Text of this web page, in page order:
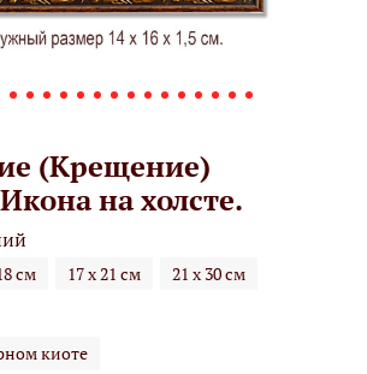
(Крещение)
на холсте.
см 17 х 21 см 21 х 30 см
киоте